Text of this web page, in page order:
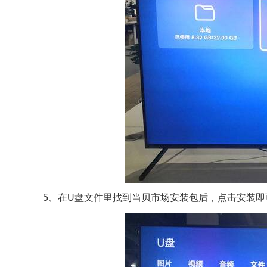
5、在U盘文件里找到当贝市场安装包后，点击安装